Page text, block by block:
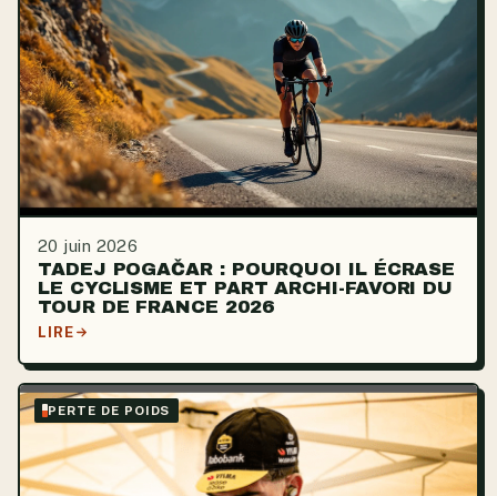
20 juin 2026
TADEJ POGAČAR : POURQUOI IL ÉCRASE
LE CYCLISME ET PART ARCHI-FAVORI DU
TOUR DE FRANCE 2026
LIRE
PERTE DE POIDS